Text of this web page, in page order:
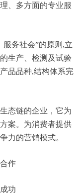
、多方面的专业服
务社会”的原则,立
生产、检测及试验
品品种,结构体系完
态链的企业，它为
案。为消费者提供
力的营销模式。
作
功